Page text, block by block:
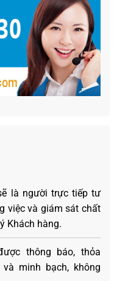
là người trực tiếp tư
việc và giám sát chất
Khách hàng.
thông báo, thỏa
minh bạch, không